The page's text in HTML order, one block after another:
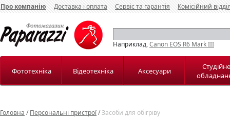
Про компанію Доставка і оплата Сервіс та гарантія Комісійний
Наприклад,Canon EOS R6 Mark III
Фототехніка Відеотехніка Аксесуари
Студійне
Головна /Персональні пристрої/Засоби для обігріву